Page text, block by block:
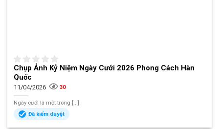
Chụp Ảnh Kỷ Niệm Ngày Cưới 2026 Phong Cách Hàn
Quốc
11/04/2026 30
Ngày cưới là một trong [...]
Đã kiểm duyệt